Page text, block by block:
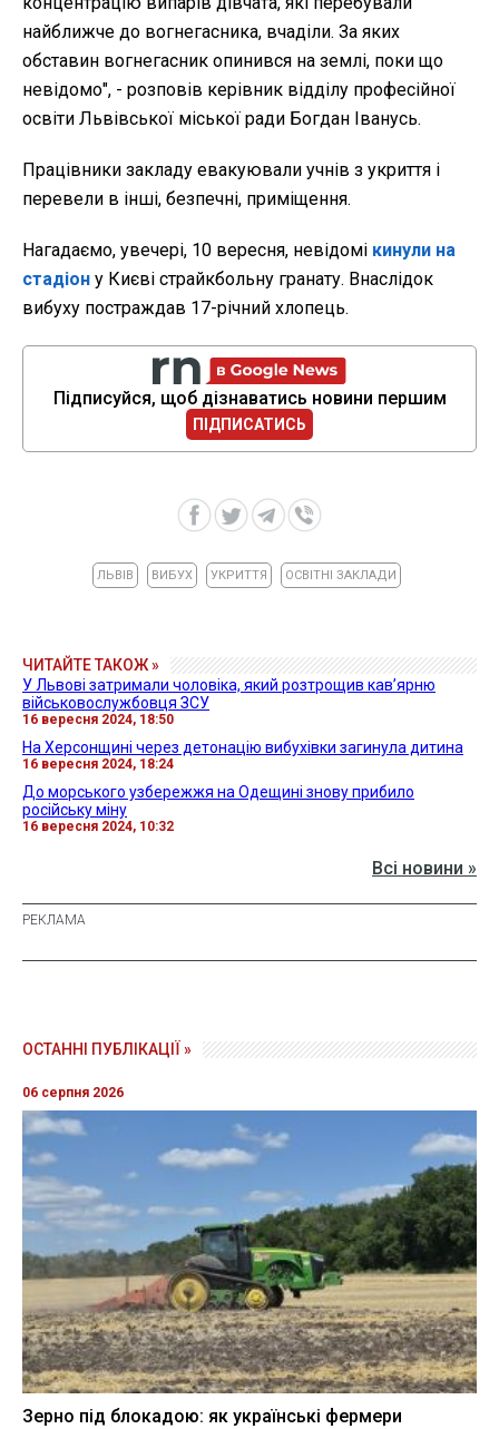
найближче до вогнегасника, вчаділи. За яких
обставин вогнегасник опинився на землі, поки що
невідомо", - розповів керівник відділу професійної
освіти Львівської міської ради Богдан Іванусь.
Працівники закладу евакуювали учнів з укриття і
перевели в інші, безпечні, приміщення.
Нагадаємо, увечері, 10 вересня, невідомі кинули на
стадіон у Києві страйкбольну гранату. Внаслідок
вибуху постраждав 17-річний хлопець.
Підписуйся, щоб дізнаватись новини першим
ПІДПИСАТИСЬ
ЛЬВІВ ВИБУХ УКРИТТЯ ОСВІТНІ ЗАКЛАДИ
ЧИТАЙТЕ ТАКОЖ »
У Львові затримали чоловіка, який розтрощив кав’ярню
військовослужбовця ЗСУ
16 вересня 2024, 18:50
На Херсонщині через детонацію вибухівки загинула дитина
16 вересня 2024, 18:24
До морського узбережжя на Одещині знову прибило
російську міну
16 вересня 2024, 10:32
Всі новини »
ОСТАННІ ПУБЛІКАЦІЇ »
06 серпня 2026
Зерно під блокадою: як українські фермери